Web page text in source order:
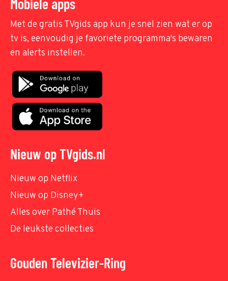
Met de gratis TVgids app kun je snel zien wat er op
tv is, eenvoudig je favoriete programma's bewaren
en alerts instellen.
Nieuw op TVgids.nl
Nieuw op Netflix
Nieuw op Disney+
Alles over Pathé Thuis
De leukste collecties
Gouden Televizier-Ring